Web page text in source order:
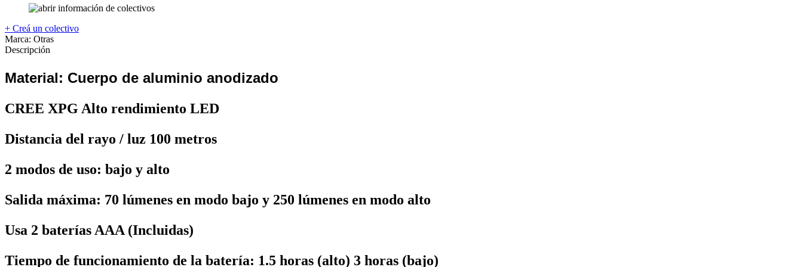
+ Creá un colectivo
Marca: Otras
Descripción
Material: Cuerpo de aluminio anodizado
CREE XPG Alto rendimiento LED
Distancia del rayo / luz 100 metros
2 modos de uso: bajo y alto
Salida máxima: 70 lúmenes en modo bajo y 250 lúmenes en modo alto
Usa 2 baterías AAA (Incluidas)
Tiempo de funcionamiento de la batería: 1.5 horas (alto) 3 horas (bajo)